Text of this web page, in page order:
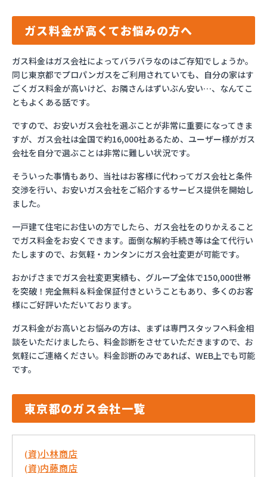
ガス料金が高くてお悩みの方へ
ガス料金はガス会社によってバラバラなのはご存知でしょうか。
同じ東京都でプロパンガスをご利用されていても、自分の家はす
ごくガス料金が高いけど、お隣さんはずいぶん安い…、なんてこ
ともよくある話です。
ですので、お安いガス会社を選ぶことが非常に重要になってきま
すが、ガス会社は全国で約16,000社あるため、ユーザー様がガス
会社を自分で選ぶことは非常に難しい状況です。
そういった事情もあり、当社はお客様に代わってガス会社と条件
交渉を行い、お安いガス会社をご紹介するサービス提供を開始し
ました。
一戸建て住宅にお住いの方でしたら、ガス会社をのりかえること
でガス料金をお安くできます。面倒な解約手続き等は全て代行い
たしますので、お気軽・カンタンにガス会社変更が可能です。
おかげさまでガス会社変更実績も、グループ全体で150,000世帯
を突破！完全無料＆料金保証付きということもあり、多くのお客
様にご好評いただいております。
ガス料金がお高いとお悩みの方は、まずは専門スタッフへ料金相
談をいただけましたら、料金診断をさせていただきますので、お
気軽にご連絡ください。料金診断のみであれば、WEB上でも可能
です。
東京都のガス会社一覧
(資)小林商店
(資)内藤商店